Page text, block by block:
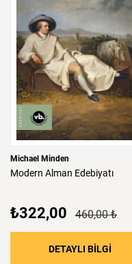
Michael Minden
Modern Alman Edebiyatı
₺322,00 460,00 ₺
DETAYLI BİLGİ :